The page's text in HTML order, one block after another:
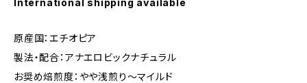
International shipping available
原産国：エチオピア
製法・配合：アナエロビックナチュラル
お奨め焙煎度：やや浅煎り〜マイルド